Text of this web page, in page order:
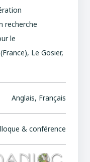
recherche
le
Le Gosier,
Anglais, Français
& conférence